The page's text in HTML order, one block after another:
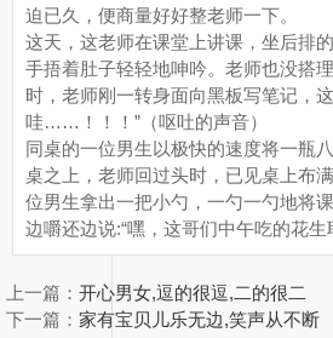
迫已久，便商量好好整老师一下。
这天，这老师在课堂上讲课，坐后排
手捂着肚子轻轻地呻吟。老师也没搭
时，老师刚一转身面向黑板写笔记，
哇……！！！”（呕吐的声音）
同桌的一位男生以极快的速度将一瓶
桌之上，老师回过头时，已见桌上布
位男生拿出一把小勺，一勺一勺地将
边嚼还边说:“嘿，这哥们中午吃的花生
上一篇： 开心男女,逗的很逗,二的很二
下一篇： 家有宝贝儿乐无边,笑声从不断